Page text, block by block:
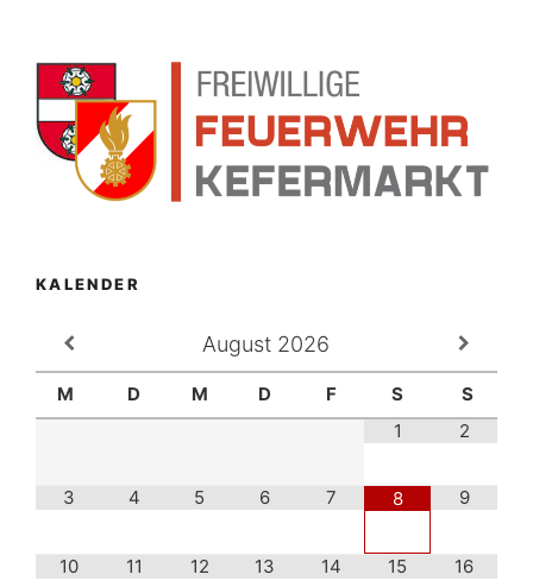
KALENDER
August 2026
M D M D F S
S
1
2
3 4 5 6 7 8 9
10 11 12 13 14 15 16